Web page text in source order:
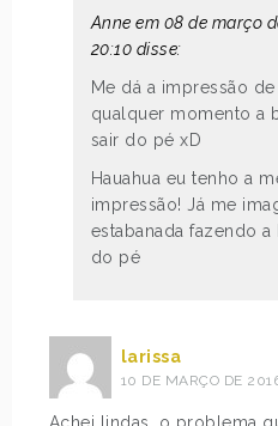
Anne em 08 de março
20:10 disse:
Me dá a impressão
qualquer momento a
sair do pé xD
Hauahua eu tenho a
impressão! Já me
estabanada fazendo
do pé
larissa
10 DE MARÇO DE